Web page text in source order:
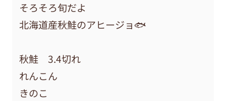
そろそろ旬だよ
北海道産秋鮭のアヒージョ🐟
秋鮭 3.4切れ
れんこん
きのこ